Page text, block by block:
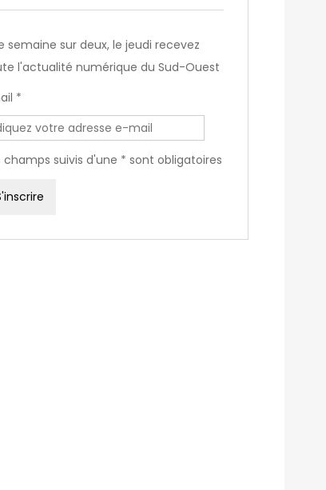
semaine sur deux, le jeudi recevez
l'actualité numérique du Sud-Ouest
*
champs suivis d'une * sont obligatoires